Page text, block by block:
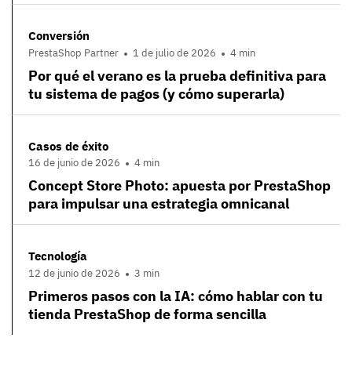
Conversión
PrestaShop Partner 1 de julio de 2026 4 min
Por qué el verano es la prueba definitiva para
tu sistema de pagos (y cómo superarla)
Casos de éxito
16 de junio de 2026 4 min
Concept Store Photo: apuesta por PrestaShop
para impulsar una estrategia omnicanal
Tecnología
12 de junio de 2026 3 min
Primeros pasos con la IA: cómo hablar con tu
tienda PrestaShop de forma sencilla